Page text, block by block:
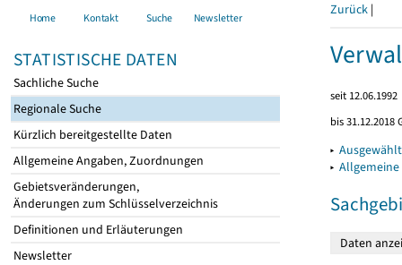
Home Kontakt Suche Newsletter
STATISTISCHE DATEN
Sachliche Suche
Regionale Suche
Kürzlich bereitgestellte Daten
Allgemeine Angaben, Zuordnungen
Gebietsveränderungen,
Änderungen zum Schlüsselverzeichnis
Definitionen und Erläuterungen
Newsletter
Zurück |
seit 12.06.1992
bis 31.12.2018
▸
▸